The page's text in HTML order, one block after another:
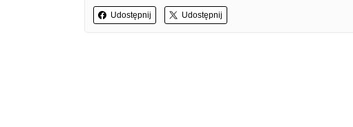
Udostępnij Udostępnij